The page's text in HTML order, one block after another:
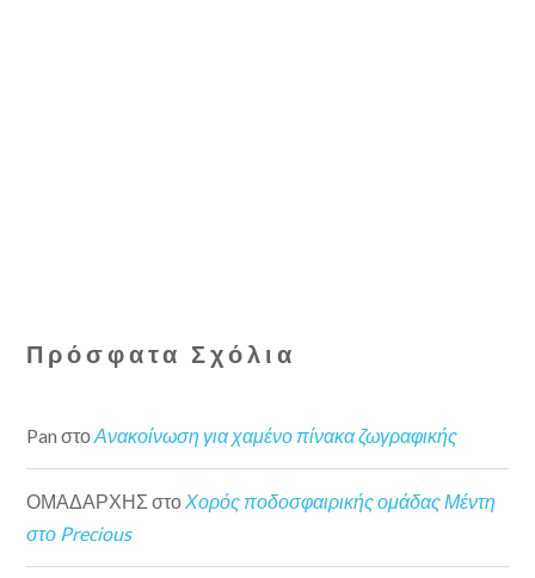
Πρόσφατα Σχόλια
Pan στοΑνακοίνωση για χαμένο πίνακα ζωγραφικής
ΟΜΑΔΑΡΧΗΣ στοΧορός ποδοσφαιρικής ομάδας Μέντη
στο Precious